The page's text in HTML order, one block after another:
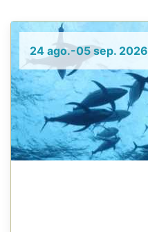
24 ago.-05 sep. 2026